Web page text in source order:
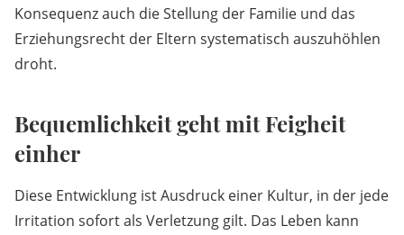
Konsequenz auch die Stellung der Familie und das
Erziehungsrecht der Eltern systematisch auszuhöhlen
droht.
Bequemlichkeit geht mit Feigheit
einher
Diese Entwicklung ist Ausdruck einer Kultur, in der jede
Irritation sofort als Verletzung gilt. Das Leben kann